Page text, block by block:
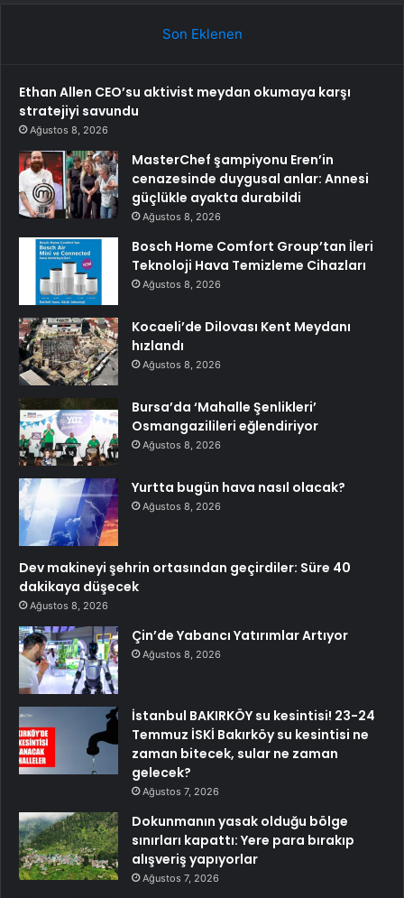
Son Eklenen
Ethan Allen CEO’su aktivist meydan okumaya karşı
stratejiyi savundu
Ağustos 8, 2026
MasterChef şampiyonu Eren’in
cenazesinde duygusal anlar: Annesi
güçlükle ayakta durabildi
Ağustos 8, 2026
Bosch Home Comfort Group’tan İleri
Teknoloji Hava Temizleme Cihazları
Ağustos 8, 2026
Kocaeli’de Dilovası Kent Meydanı
hızlandı
Ağustos 8, 2026
Bursa’da ‘Mahalle Şenlikleri’
Osmangazilileri eğlendiriyor
Ağustos 8, 2026
Yurtta bugün hava nasıl olacak?
Ağustos 8, 2026
Dev makineyi şehrin ortasından geçirdiler: Süre 40
dakikaya düşecek
Ağustos 8, 2026
Çin’de Yabancı Yatırımlar Artıyor
Ağustos 8, 2026
İstanbul BAKIRKÖY su kesintisi! 23-24
Temmuz İSKİ Bakırköy su kesintisi ne
zaman bitecek, sular ne zaman
gelecek?
Ağustos 7, 2026
Dokunmanın yasak olduğu bölge
sınırları kapattı: Yere para bırakıp
alışveriş yapıyorlar
Ağustos 7, 2026